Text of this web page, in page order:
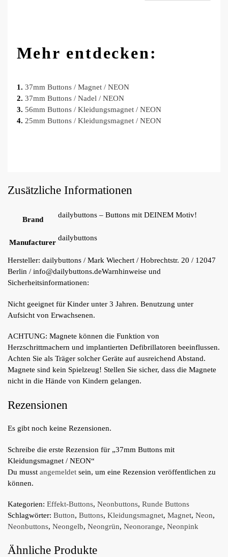
Mehr entdecken:
1. 37mm Buttons / Magnet / NEON
2. 37mm Buttons / Nadel / NEON
3. 56mm Buttons / Kleidungsmagnet / NEON
4. 25mm Buttons / Kleidungsmagnet / NEON
Zusätzliche Informationen
Brand
dailybuttons – Buttons mit DEINEM Motiv!
Manufacturer
dailybuttons
Hersteller: dailybuttons / Mark Wiechert / Hobrechtstr. 20 / 12047
Berlin / info@dailybuttons.deWarnhinweise und
Sicherheitsinformationen:
Nicht geeignet für Kinder unter 3 Jahren. Benutzung unter
Aufsicht von Erwachsenen.
ACHTUNG: Magnete können die Funktion von
Herzschrittmachern und implantierten Defibrillatoren beeinflussen.
Achten Sie als Träger solcher Geräte auf ausreichend Abstand.
Magnete sind kein Spielzeug! Stellen Sie sicher, dass die Magnete
nicht in die Hände von Kindern gelangen.
Rezensionen
Es gibt noch keine Rezensionen.
Schreibe die erste Rezension für „37mm Buttons mit
Kleidungsmagnet / NEON“
Du musst angemeldet sein, um eine Rezension veröffentlichen zu
können.
Kategorien: Effekt-Buttons, Neonbuttons, Runde Buttons
Schlagwörter: Button, Buttons, Kleidungsmagnet, Magnet, Neon,
Neonbuttons, Neongelb, Neongrün, Neonorange, Neonpink
Ähnliche Produkte